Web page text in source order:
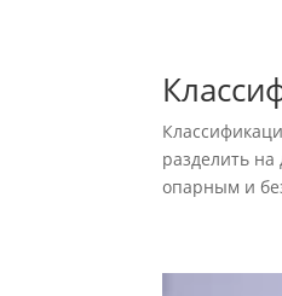
разделить
опарным и